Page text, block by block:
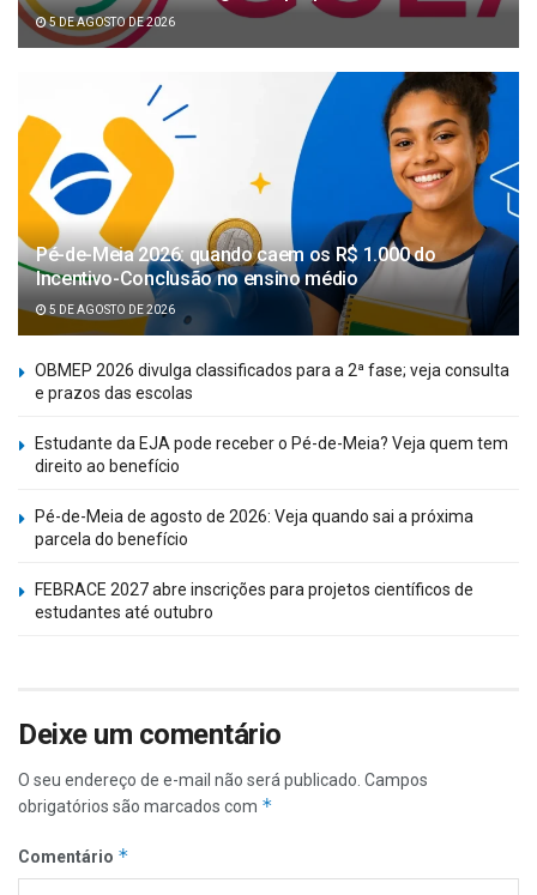
5 DE AGOSTO DE 2026
Pé-de-Meia 2026: quando caem os R$ 1.000 do
Incentivo-Conclusão no ensino médio
5 DE AGOSTO DE 2026
OBMEP 2026 divulga classificados para a 2ª fase; veja consulta
e prazos das escolas
Estudante da EJA pode receber o Pé-de-Meia? Veja quem tem
direito ao benefício
Pé-de-Meia de agosto de 2026: Veja quando sai a próxima
parcela do benefício
FEBRACE 2027 abre inscrições para projetos científicos de
estudantes até outubro
Deixe um comentário
O seu endereço de e-mail não será publicado. Campos
obrigatórios são marcados com *
Comentário *